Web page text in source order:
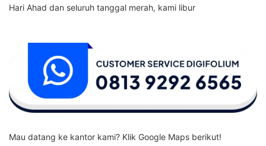
Hari Ahad dan seluruh tanggal merah, kami libur
Mau datang ke kantor kami? Klik Google Maps berikut!